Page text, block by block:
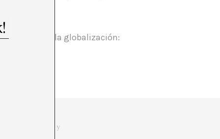
es propio de la globalización:
doctor en historia y